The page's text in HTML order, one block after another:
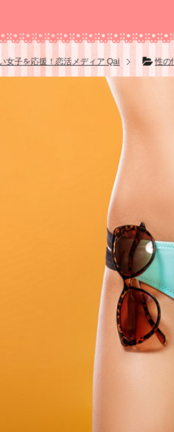
女子を応援！恋活メディア Qai 性の